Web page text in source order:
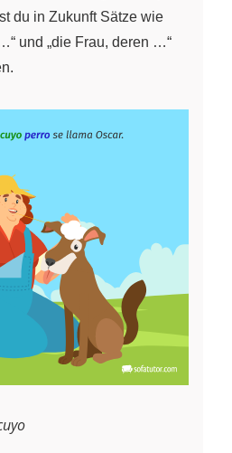
du in Zukunft Sätze wie
und „die Frau, deren …“